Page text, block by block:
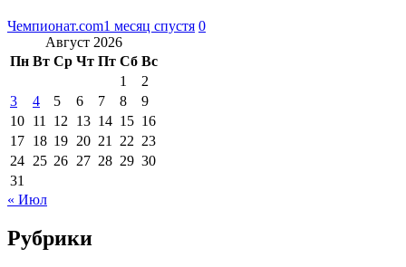
Чемпионат.com1 месяц спустя 0
Август 2026
Пн Вт Ср Чт Пт Сб Вс
1
2
3
4 5 6 7 8
9
10 11 12 13 14 15 16
17 18 19 20 21 22 23
24 25 26 27 28 29 30
31
« Июл
Рубрики